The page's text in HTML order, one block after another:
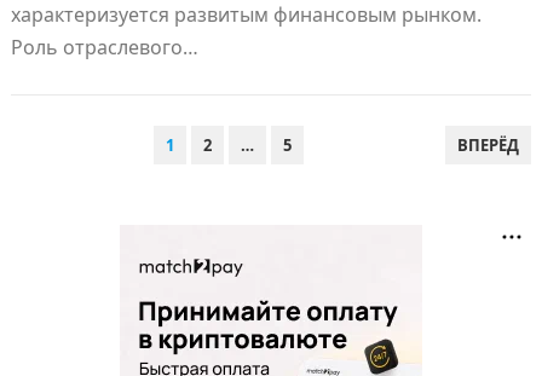
характеризуется развитым финансовым рынком.
Роль отраслевого…
1 2 … 5 ВПЕРЁД